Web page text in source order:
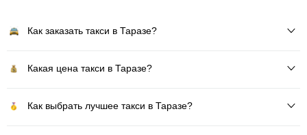
Как заказать такси в Таразе?
Какая цена такси в Таразе?
Как выбрать лучшее такси в Таразе?